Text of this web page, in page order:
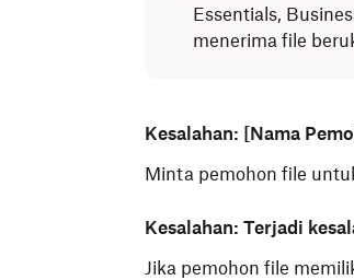
Essentials,
menerima file
Kesalahan: [Nama
Minta pemohon file
Kesalahan: Terjadi
Jika pemohon file